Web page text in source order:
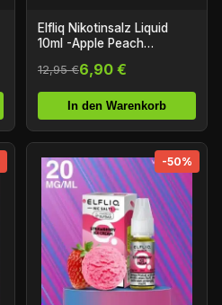
Elfliq Nikotinsalz Liquid
10ml -Apple Peach
12,95 €6,90 €
In den Warenkorb
-50%